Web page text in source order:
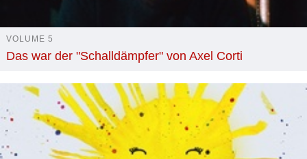
VOLUME 5
Das war der "Schalldämpfer" von Axel Corti